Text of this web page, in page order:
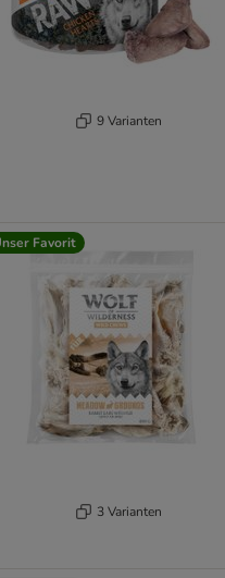
9 Varianten
Favorit
3 Varianten